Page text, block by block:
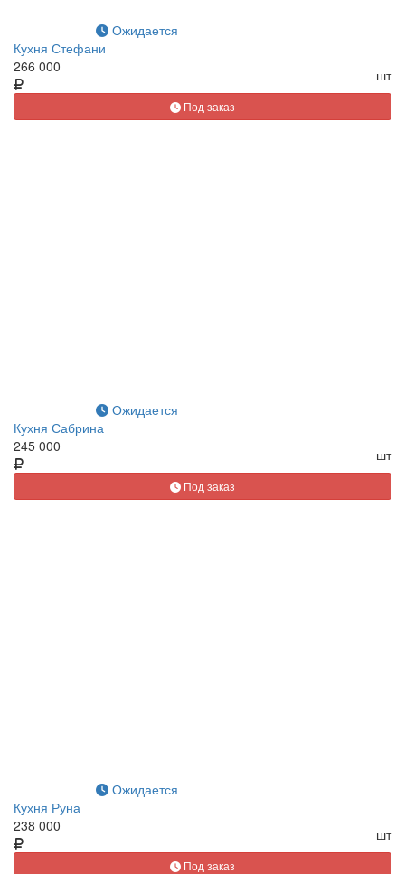
Ожидается
Кухня Стефани
266 000
шт
Под заказ
Ожидается
Кухня Сабрина
245 000
шт
Под заказ
Ожидается
Кухня Руна
238 000
шт
Под заказ